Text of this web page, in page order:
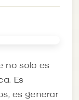
no solo es
Es
es generar